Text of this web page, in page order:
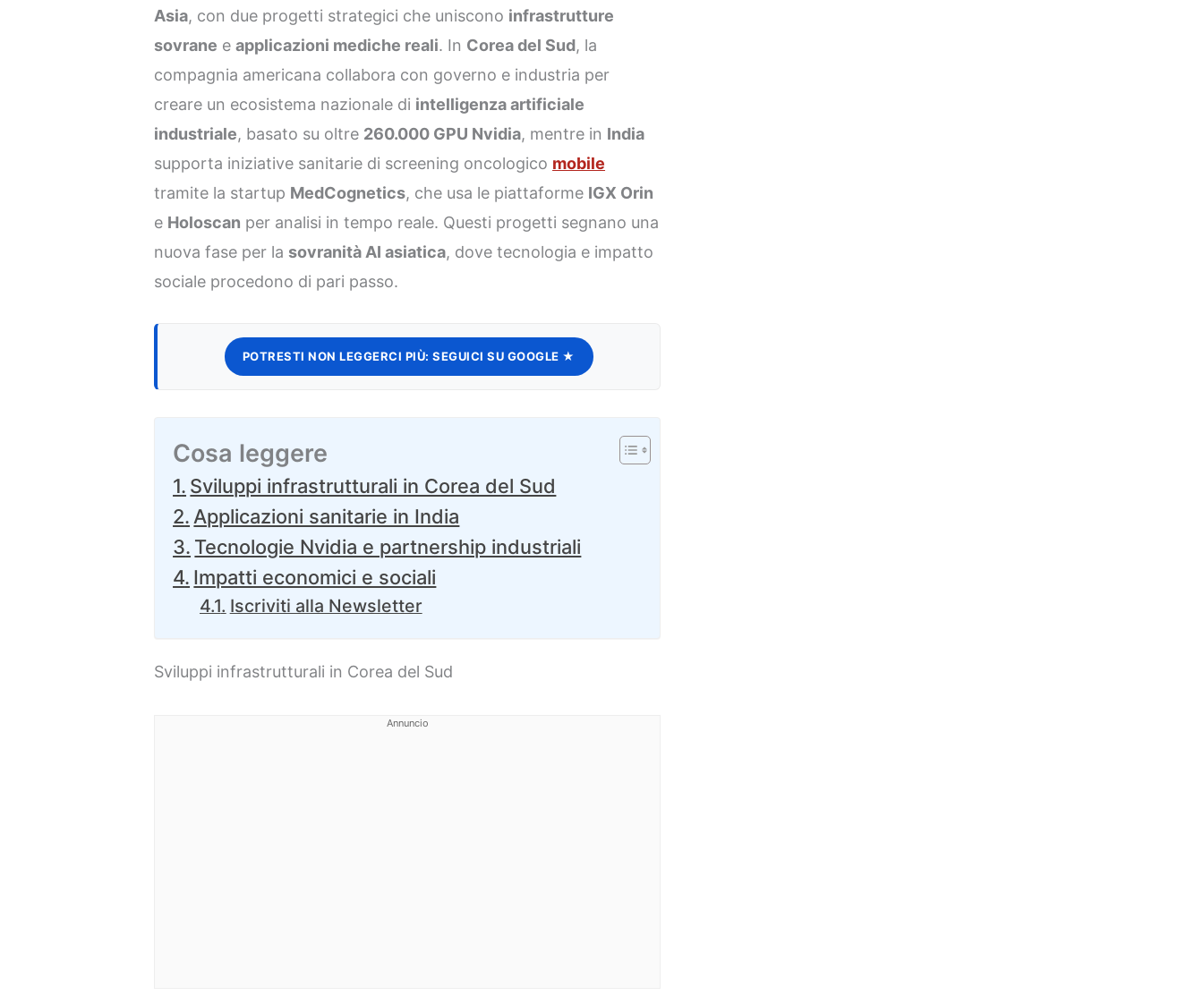
Asia, con due progetti strategici che uniscono infrastrutture
sovrane eapplicazioni mediche reali. In Corea del Sud, la
compagnia americana collabora con governo e industria per
creare un ecosistema nazionale di intelligenza artificiale
industriale, basato su oltre 260.000 GPU Nvidia, mentre in India
supporta iniziative sanitarie di screening oncologico mobile
tramite la startup MedCognetics, che usa le piattaforme IGX Orin
e Holoscan per analisi in tempo reale. Questi progetti segnano una
nuova fase per la sovranità AI asiatica, dove tecnologia e impatto
sociale procedono di pari passo.
POTRESTI NON LEGGERCI PIÙ: SEGUICI SU GOOGLE ★
Cosa leggere
Sviluppi infrastrutturali in Corea del Sud
Applicazioni sanitarie in India
Tecnologie Nvidia e partnership industriali
Impatti economici e sociali
Iscriviti alla Newsletter
Sviluppi infrastrutturali in Corea del Sud
Annuncio